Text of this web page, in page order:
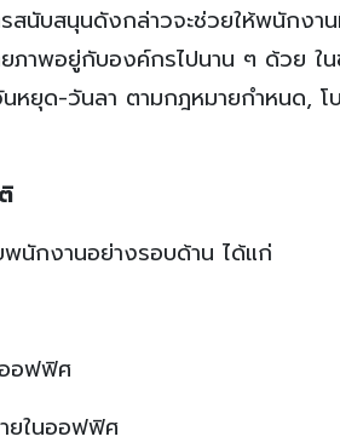
นับสนุนดังกล่าวจะช่วยให้พนักงาน
ภาพอยู่กับองค์กรไปนาน ๆ ด้วย ใ
ยุด-วันลา ตามกฎหมายกำหนด, โ
นักงานอย่างรอบด้าน ได้แก่
อฟฟิศ
ยในออฟฟิศ